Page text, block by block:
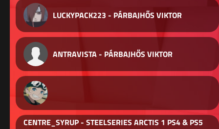
LUCKYPACK223 - PÁRBAJHŐS VIKTOR
ANTRAVISTA - PÁRBAJHŐS VIKTOR
CENTRE_SYRUP - STEELSERIES ARCTIS 1 PS4 & PS5